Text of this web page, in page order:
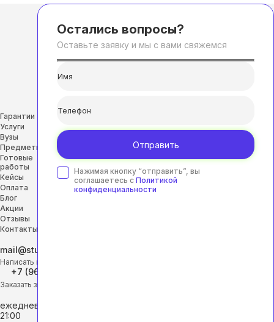
Гарантии
Услуги
Вузы
Предметы
Готовые
работы
Кейсы
Оплата
Блог
Акции
Отзывы
Контакты
mail@studhelp-online.ru
Написать на почту
+7 (968) 453-29-88
Заказать звонок
ежедневно с 9:00 до
21:00
Остались вопросы?
Оставьте заявку и мы с вами свяжемся
Отправить
Нажимая кнопку “отправить”, вы
соглашаетесь с Политикой
конфиденциальности